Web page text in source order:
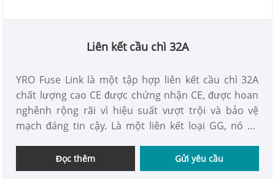
Liên kết cầu chì 32A
YRO Fuse Link là một tập hợp liên kết cầu chì 32A
chất lượng cao CE được chứng nhận CE, được hoan
nghênh rộng rãi vì hiệu suất vượt trội và bảo vệ
mạch đáng tin cậy. Là một liên kết loại GG, nó có
cách an toàn và hiệu quả nhiều dòng lỗi từ quá tải
đến ngắn mạch, cung cấp bảo vệ toàn diện cho các
Đọc thêm Gửi yêu cầu